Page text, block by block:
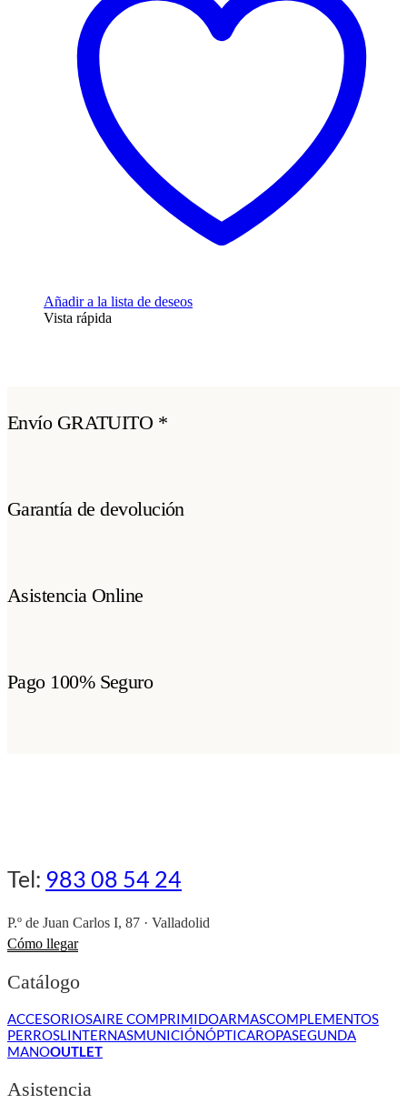
Añadir a la lista de deseos
Vista rápida
Envío GRATUITO *
Garantía de devolución
Asistencia Online
Pago 100% Seguro
Tel: 983 08 54 24
P.º de Juan Carlos I, 87 · Valladolid
Cómo llegar
Catálogo
ACCESORIOSAIRE COMPRIMIDOARMASCOMPLEMENTOS
PERROSLINTERNASMUNICIÓNÓPTICAROPASEGUNDA
MANOOUTLET
Asistencia